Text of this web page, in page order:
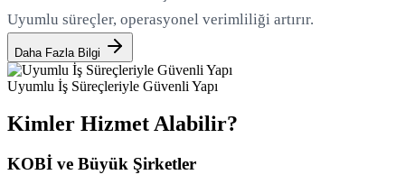
Uyumlu süreçler, operasyonel verimliliği artırır.
Daha Fazla Bilgi
Uyumlu İş Süreçleriyle Güvenli Yapı
Kimler Hizmet Alabilir?
KOBİ ve Büyük Şirketler